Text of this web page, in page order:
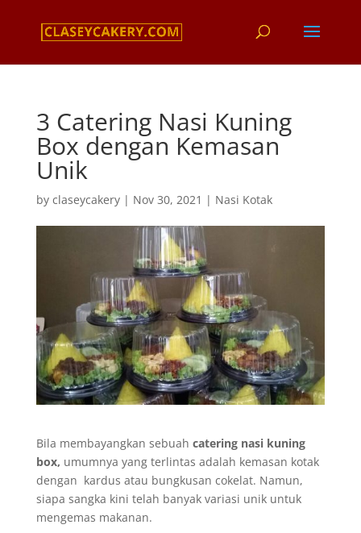
3 Catering Nasi Kuning
Box dengan Kemasan
Unik
by claseycakery| Nov 30, 2021 | Nasi Kotak
Bila membayangkan sebuah catering nasi kuning
box, umumnya yang terlintas adalah kemasan kotak
dengan kardus atau bungkusan cokelat. Namun,
siapa sangka kini telah banyak variasi unik untuk
mengemas makanan.